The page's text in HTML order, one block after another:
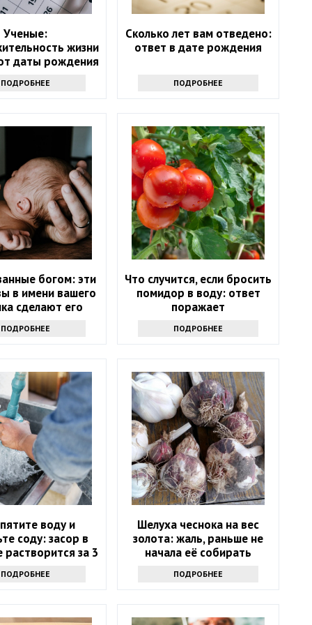
Ученые:
жизни
даты рождения
ПОДРОБНЕЕ
Сколько лет вам отведено:
ответ в дате рождения
ПОДРОБНЕЕ
богом: эти
в имени вашего
сделают его
ПОДРОБНЕЕ
Что случится, если бросить
помидор в воду: ответ
поражает
ПОДРОБНЕЕ
воду и
соду: засор в
растворится за 3
ПОДРОБНЕЕ
Шелуха чеснока на вес
золота: жаль, раньше не
начала её собирать
ПОДРОБНЕЕ